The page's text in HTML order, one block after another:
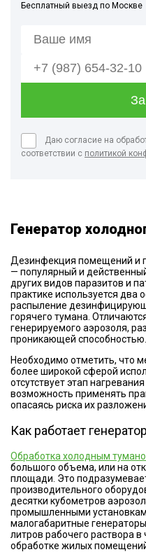
Бесплатный выезд по Москве
Даю согласие на
соответствии с политикой
Генератор
Дезинфекция помещений и
— популярный и
других видов паразитов и
практике используется два
распыление
горячего тумана.
генерируемого аэрозоля,
проникающей способностью.
Необходимо отметить, что
более широкой сферой
отсутствует этап
возможность применять
опасаясь риска их
Как работает
Обработка холодным
большого объема, или на
площади. Это
производительного
десятки кубометров
промышленными
малогабаритные
литров рабочего раствора
обработке жилых